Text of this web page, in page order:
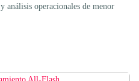
análisis operacionales de menor